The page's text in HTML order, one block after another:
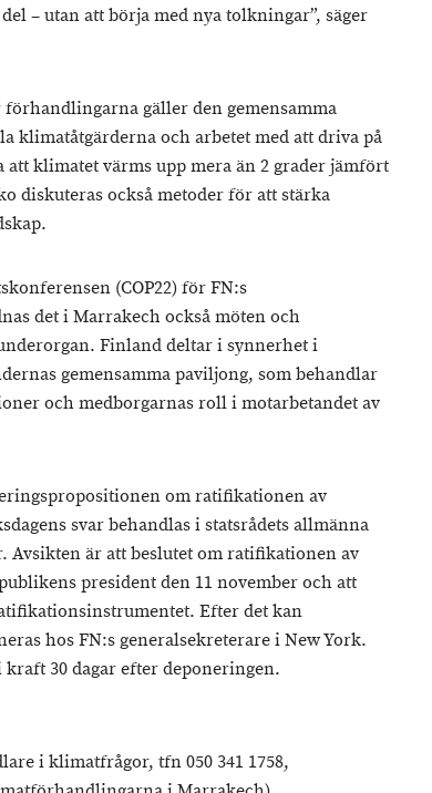
– utan att börja med nya tolkningar”, säger
gäller den gemensamma
klimatåtgärderna och arbetet med att driva på
klimatet värms upp mera än 2 grader jämfört
diskuteras också metoder för att stärka
(COP22) för FN:s
det i Marrakech också möten och
Finland deltar i synnerhet i
gemensamma paviljong, som behandlar
och medborgarnas roll i motarbetandet av
om ratifikationen av
svar behandlas i statsrådets allmänna
Avsikten är att beslutet om ratifikationen av
president den 11 november och att
Efter det kan
hos FN:s generalsekreterare i New York.
30 dagar efter deponeringen.
i klimatfrågor, tfn 050 341 1758,